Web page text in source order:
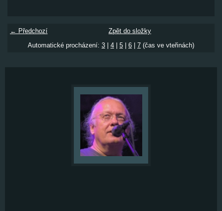
← Předchozí
Zpět do složky
Automatické procházení: 3 4 5 6 7 (čas ve vteřinách)